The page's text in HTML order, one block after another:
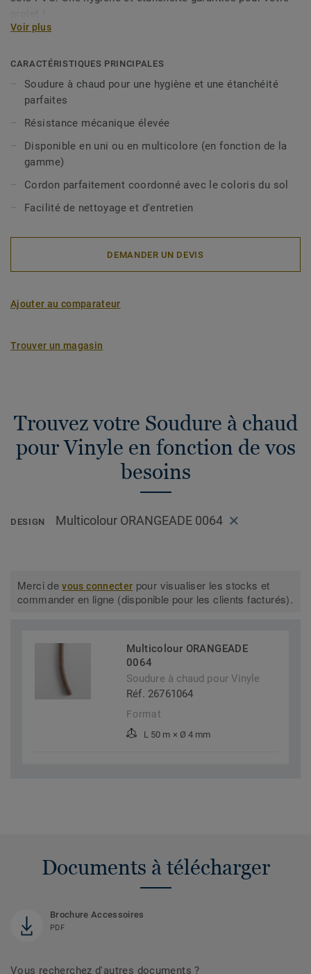
Voir plus
CARACTÉRISTIQUES PRINCIPALES
Soudure à chaud pour une hygiène et une étanchéité
parfaites
Résistance mécanique élevée
Disponible en uni ou en multicolore (en fonction de la
gamme)
Cordon parfaitement coordonné avec le coloris du sol
Facilité de nettoyage et d'entretien
DEMANDER UN DEVIS
Ajouter au comparateur
Trouver un magasin
Trouvez votre Soudure à chaud
pour Vinyle en fonction de vos
besoins
DESIGN Multicolour ORANGEADE 0064
Merci devous connecter pour visualiser les stocks et
commander en ligne (disponible pour les clients facturés).
Multicolour ORANGEADE
0064
Soudure à chaud pour Vinyle
Réf. 26761064
Format
L 50 m × Ø 4 mm
Documents à télécharger
Brochure Accessoires
PDF
Vous recherchez d'autres documents ?